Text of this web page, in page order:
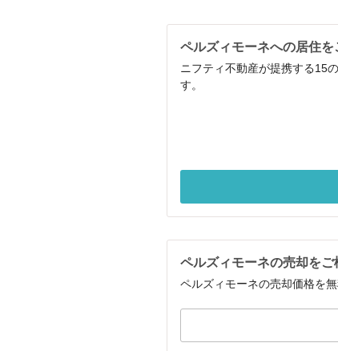
ペルズィモーネへの居住
ニフティ不動産が提携する15
す。
ペルズィモーネの売却をご
ペルズィモーネの売却価格を